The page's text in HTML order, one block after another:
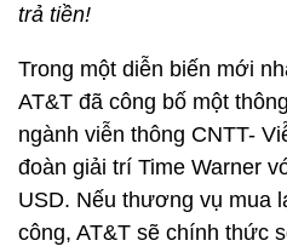
trả tiền!
Trong một diễn biến mới
AT&T đã công bố một
ngành viễn thông CNTT-
đoàn giải trí Time Warner
USD. Nếu thương vụ mua
công, AT&T sẽ chính thức